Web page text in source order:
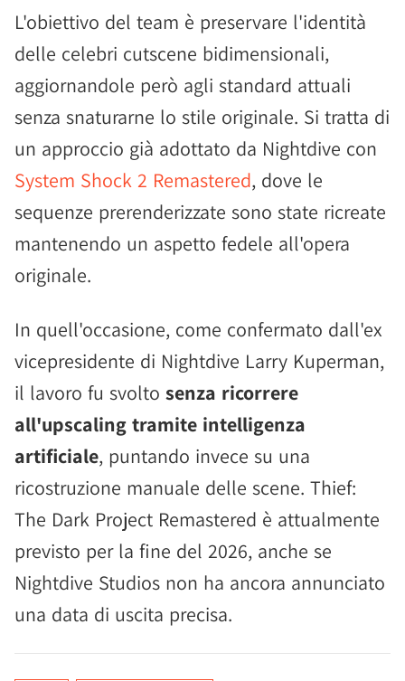
L'obiettivo del team è preservare l'identità
delle celebri cutscene bidimensionali,
aggiornandole però agli standard attuali
senza snaturarne lo stile originale. Si tratta di
un approccio già adottato da Nightdive con
System Shock 2 Remastered, dove le
sequenze prerenderizzate sono state ricreate
mantenendo un aspetto fedele all'opera
originale.
In quell'occasione, come confermato dall'ex
vicepresidente di Nightdive Larry Kuperman,
il lavoro fu svolto senza ricorrere
all'upscaling tramite intelligenza
artificiale, puntando invece su una
ricostruzione manuale delle scene. Thief:
The Dark Project Remastered è attualmente
previsto per la fine del 2026, anche se
Nightdive Studios non ha ancora annunciato
una data di uscita precisa.